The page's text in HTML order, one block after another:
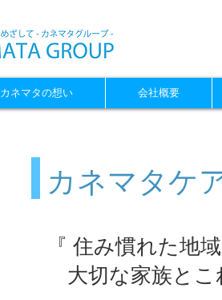
カネマタの想い 会社概要
カネマタケ
『 住み慣れた地
大切な家族とこ